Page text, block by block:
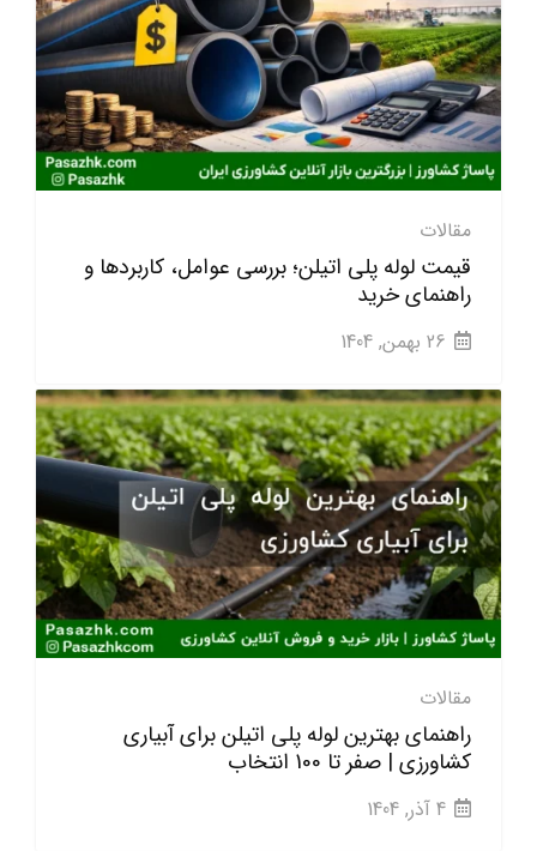
مقالات
قیمت لوله پلی اتیلن؛ بررسی عوامل، کاربردها و
راهنمای خرید
26 بهمن, 1404
مقالات
راهنمای بهترین لوله پلی اتیلن برای آبیاری
کشاورزی | صفر تا 100 انتخاب
4 آذر, 1404